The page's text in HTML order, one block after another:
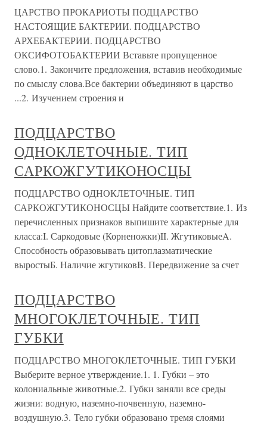
ЦАРСТВО ПРОКАРИОТЫ ПОДЦАРСТВО
НАСТОЯЩИЕ БАКТЕРИИ. ПОДЦАРСТВО
АРХЕБАКТЕРИИ. ПОДЦАРСТВО
ОКСИФОТОБАКТЕРИИ Вставьте пропущенное
слово.1. Закончите предложения, вставив необходимые
по смыслу слова.Все бактерии объединяют в царство
...2. Изучением строения и
ПОДЦАРСТВО
ОДНОКЛЕТОЧНЫЕ. ТИП
САРКОЖГУТИКОНОСЦЫ
ПОДЦАРСТВО ОДНОКЛЕТОЧНЫЕ. ТИП
САРКОЖГУТИКОНОСЦЫ Найдите соответствие.1. Из
перечисленных признаков выпишите характерные для
класса:I. Саркодовые (Корненожки)II. ЖгутиковыеA.
Способность образовывать цитоплазматические
выростыБ. Наличие жгутиковB. Передвижение за счет
ПОДЦАРСТВО
МНОГОКЛЕТОЧНЫЕ. ТИП
ГУБКИ
ПОДЦАРСТВО МНОГОКЛЕТОЧНЫЕ. ТИП ГУБКИ
Выберите верное утверждение.1. 1. Губки – это
колониальные животные.2. Губки заняли все среды
жизни: водную, наземно-почвенную, наземно-
воздушную.3. Тело губки образовано тремя слоями